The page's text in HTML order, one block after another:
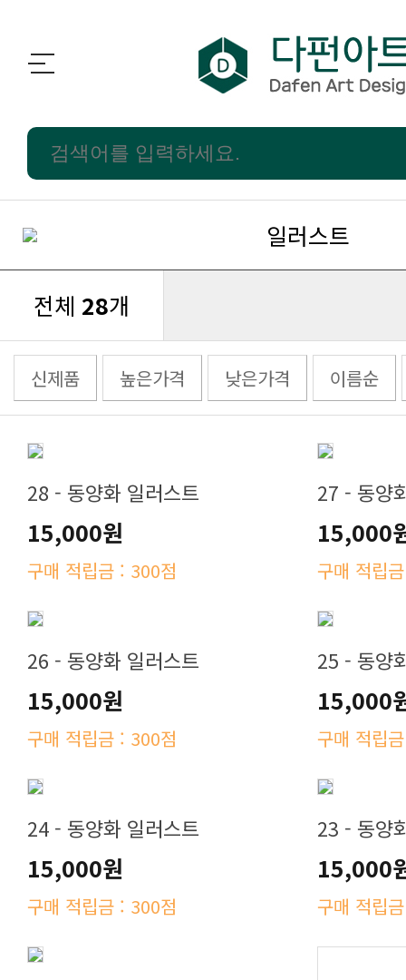
일러스트
전체 28개
신제품 높은가격 낮은가격 이름순
28 - 동양화 일러스트
15,000원
구매 적립금 : 300점
27 - 동양
15,000
구매 적립
26 - 동양화 일러스트
15,000원
구매 적립금 : 300점
25 - 동양
15,000
구매 적립
24 - 동양화 일러스트
15,000원
구매 적립금 : 300점
23 - 동양
15,000
구매 적립